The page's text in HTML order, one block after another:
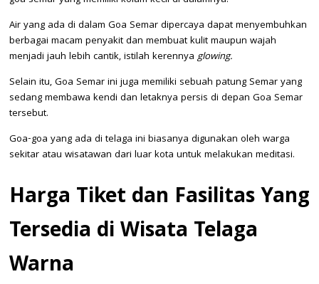
Air yang ada di dalam Goa Semar dipercaya dapat menyembuhkan
berbagai macam penyakit dan membuat kulit maupun wajah
menjadi jauh lebih cantik, istilah kerennya glowing.
Selain itu, Goa Semar ini juga memiliki sebuah patung Semar yang
sedang membawa kendi dan letaknya persis di depan Goa Semar
tersebut.
Goa-goa yang ada di telaga ini biasanya digunakan oleh warga
sekitar atau wisatawan dari luar kota untuk melakukan meditasi.
Harga Tiket dan Fasilitas Yang
Tersedia di Wisata Telaga
Warna